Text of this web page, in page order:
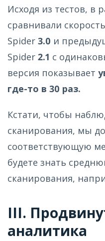
Исходя из тестов, в
сравнивали
Spider 3.0 и
Spider 2.1 с
версия показывает
где-то в 30 раз.
Кстати, чтобы
сканирования, мы
соответствующую
будете знать
сканирования,
III.
аналитика